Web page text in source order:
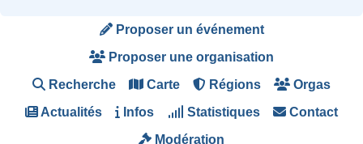
Proposer un événement
Proposer une organisation
Recherche Carte Régions Orgas
Actualités Infos Statistiques Contact
Modération